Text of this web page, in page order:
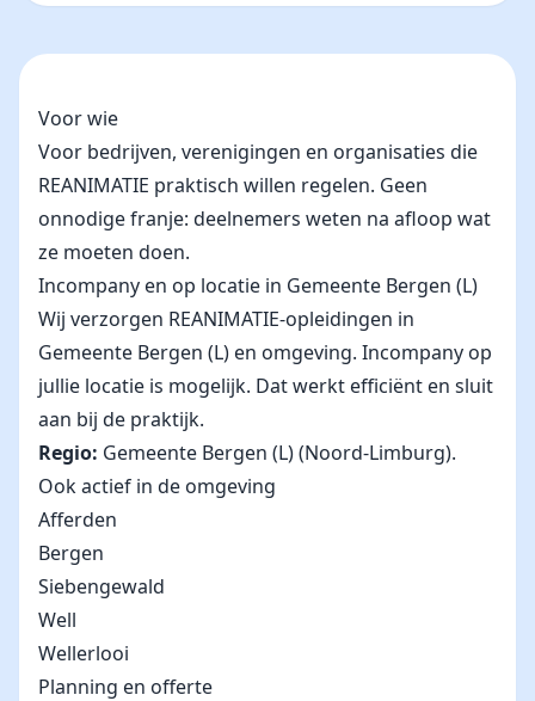
Voor wie
Voor bedrijven, verenigingen en organisaties die
REANIMATIE praktisch willen regelen. Geen
onnodige franje: deelnemers weten na afloop wat
ze moeten doen.
Incompany en op locatie in Gemeente Bergen (L)
Wij verzorgen REANIMATIE-opleidingen in
Gemeente Bergen (L) en omgeving. Incompany op
jullie locatie is mogelijk. Dat werkt efficiënt en sluit
aan bij de praktijk.
Regio: Gemeente Bergen (L) (Noord-Limburg).
Ook actief in de omgeving
Afferden
Bergen
Siebengewald
Well
Wellerlooi
Planning en offerte